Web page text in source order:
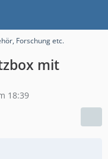
Forschung etc.
mit
18:39